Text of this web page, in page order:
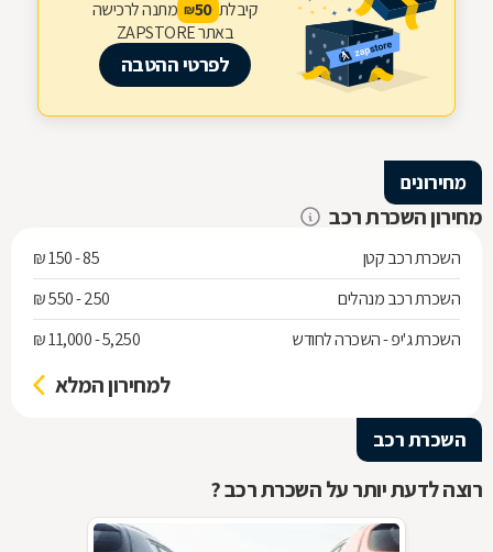
קיבלת 50
₪ מתנה לרכישה
באתר ZAPSTORE
לפרטי ההטבה
מחירונים
מחירון השכרת רכב
השכרת רכב קטן
85 - 150 ₪
השכרת רכב מנהלים
250 - 550 ₪
השכרת ג'יפ - השכרה לחודש
5,250 - 11,000 ₪
למחירון המלא
השכרת רכב
רוצה לדעת יותר על השכרת רכב ?